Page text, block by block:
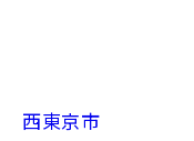
西東京市